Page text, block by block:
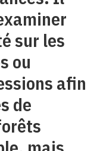
sur les
ou
afin
de